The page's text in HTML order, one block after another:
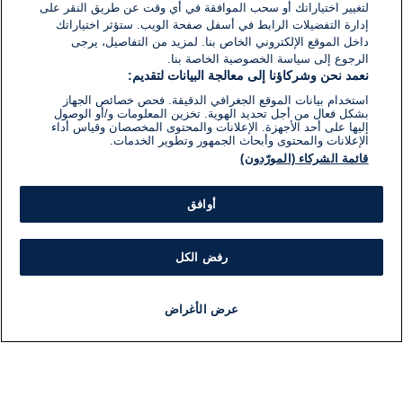
لتغيير اختياراتك أو سحب الموافقة في أي وقت عن طريق النقر على
إدارة التفضيلات الرابط في أسفل صفحة الويب. ستؤثر اختياراتك
داخل الموقع الإلكتروني الخاص بنا. لمزيد من التفاصيل، يرجى
الرجوع إلى سياسة الخصوصية الخاصة بنا.
نعمد نحن وشركاؤنا إلى معالجة البيانات لتقديم:
استخدام بيانات الموقع الجغرافي الدقيقة. فحص خصائص الجهاز
بشكل فعال من أجل تحديد الهوية. تخزين المعلومات و/أو الوصول
إليها على أحد الأجهزة. الإعلانات والمحتوى المخصصان وقياس أداء
الإعلانات والمحتوى وأبحاث الجمهور وتطوير الخدمات.
قائمة الشركاء (المورّدون)
أوافق
رفض الكل
عرض الأغراض